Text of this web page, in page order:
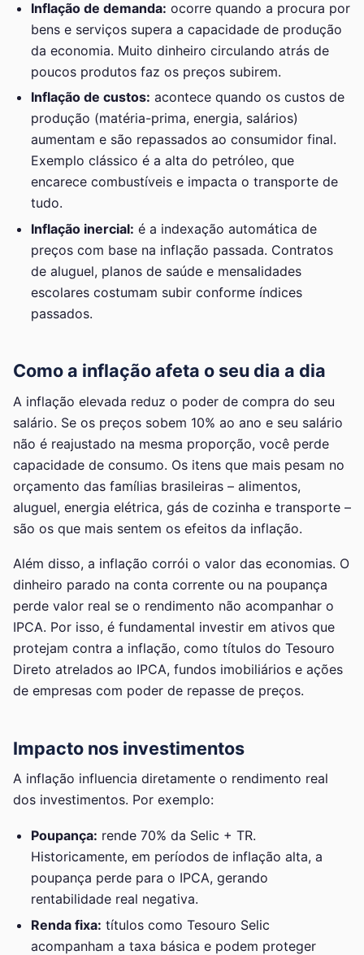
Inflação de demanda: ocorre quando a procura por
bens e serviços supera a capacidade de produção
da economia. Muito dinheiro circulando atrás de
poucos produtos faz os preços subirem.
Inflação de custos: acontece quando os custos de
produção (matéria-prima, energia, salários)
aumentam e são repassados ao consumidor final.
Exemplo clássico é a alta do petróleo, que
encarece combustíveis e impacta o transporte de
tudo.
Inflação inercial: é a indexação automática de
preços com base na inflação passada. Contratos
de aluguel, planos de saúde e mensalidades
escolares costumam subir conforme índices
passados.
Como a inflação afeta o seu dia a dia
A inflação elevada reduz o poder de compra do seu
salário. Se os preços sobem 10% ao ano e seu salário
não é reajustado na mesma proporção, você perde
capacidade de consumo. Os itens que mais pesam no
orçamento das famílias brasileiras – alimentos,
aluguel, energia elétrica, gás de cozinha e transporte –
são os que mais sentem os efeitos da inflação.
Além disso, a inflação corrói o valor das economias. O
dinheiro parado na conta corrente ou na poupança
perde valor real se o rendimento não acompanhar o
IPCA. Por isso, é fundamental investir em ativos que
protejam contra a inflação, como títulos do Tesouro
Direto atrelados ao IPCA, fundos imobiliários e ações
de empresas com poder de repasse de preços.
Impacto nos investimentos
A inflação influencia diretamente o rendimento real
dos investimentos. Por exemplo:
Poupança: rende 70% da Selic + TR.
Historicamente, em períodos de inflação alta, a
poupança perde para o IPCA, gerando
rentabilidade real negativa.
Renda fixa: títulos como Tesouro Selic
acompanham a taxa básica e podem proteger